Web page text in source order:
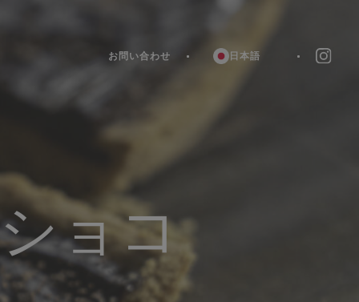
お問い合わせ 日本語
ョコ